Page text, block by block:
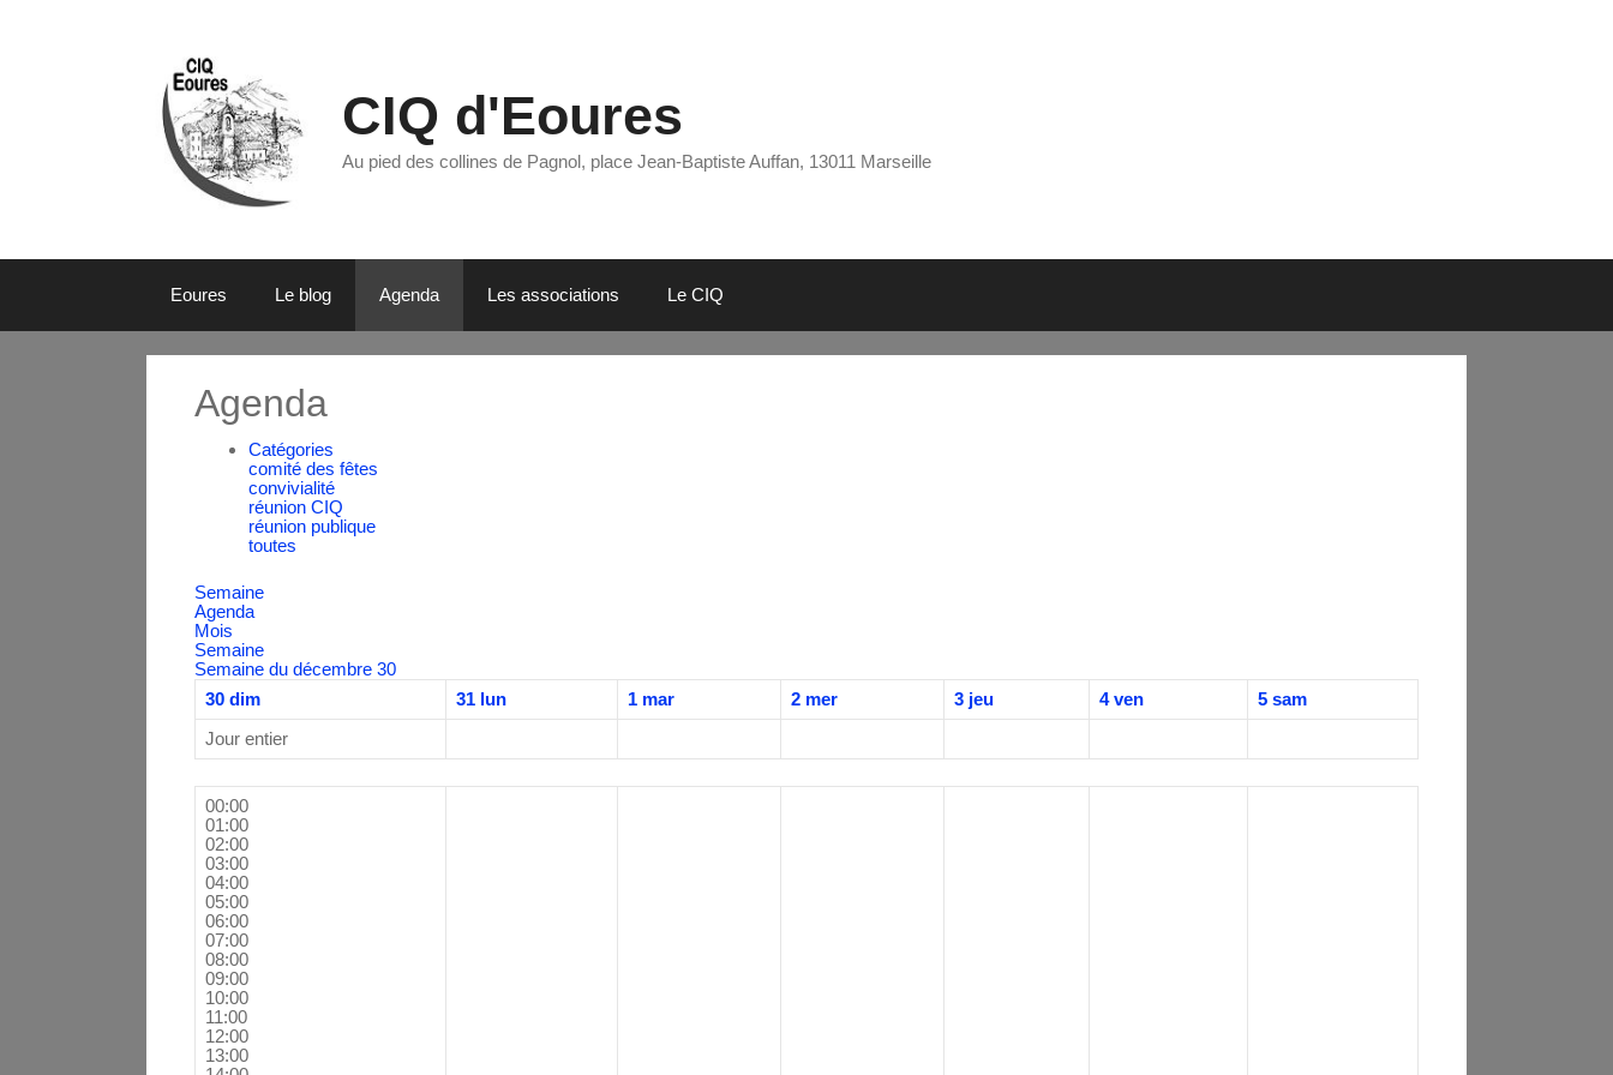
CIQ d'Eoures
Au pied des collines de Pagnol, place Jean-Baptiste Auffan, 13011 Marseille
Eoures Le blog Agenda Les associations Le CIQ
Agenda
Catégories
comité des fêtes
convivialité
réunion CIQ
réunion publique
toutes
Semaine
Agenda
Mois
Semaine
Semaine du décembre 30
30 dim 31 lun 1 mar 2 mer 3 jeu 4 ven 5 sam
Jour entier
00:00
01:00
02:00
03:00
04:00
05:00
06:00
07:00
08:00
09:00
10:00
11:00
12:00
13:00